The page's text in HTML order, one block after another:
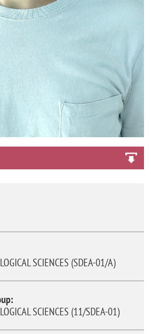
SCIENCES (SDEA-01/A)
SCIENCES (11/SDEA-01)